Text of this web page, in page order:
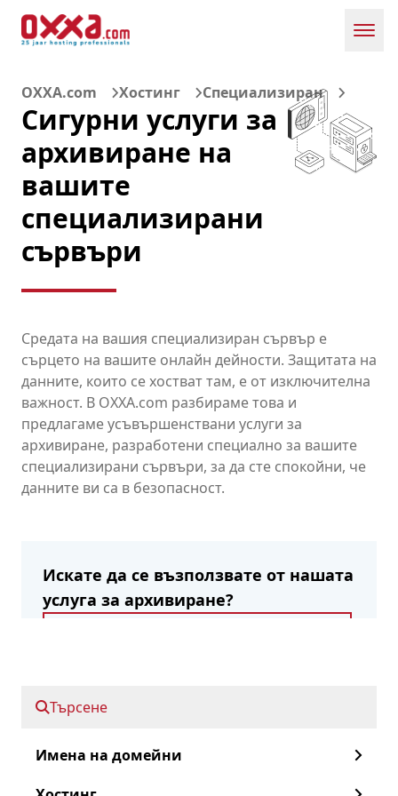
Имена на домейни
Търсене
OXXA.com Хостинг Специализиран
Сигурни услуги за
архивиране на
вашите
специализирани
сървъри
Средата на вашия специализиран сървър е
сърцето на вашите онлайн дейности. Защитата на
данните, които се хостват там, е от изключителна
важност. В OXXA.com разбираме това и
предлагаме усъвършенствани услуги за
архивиране, разработени специално за вашите
специализирани сървъри, за да сте спокойни, че
данните ви са в безопасност.
Искате да се възползвате от нашата
услуга за архивиране?
Бързо напред към:
Нашите услуги